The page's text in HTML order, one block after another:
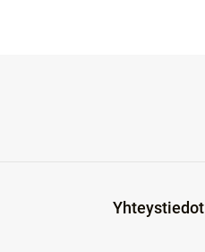
Yhteystiedot